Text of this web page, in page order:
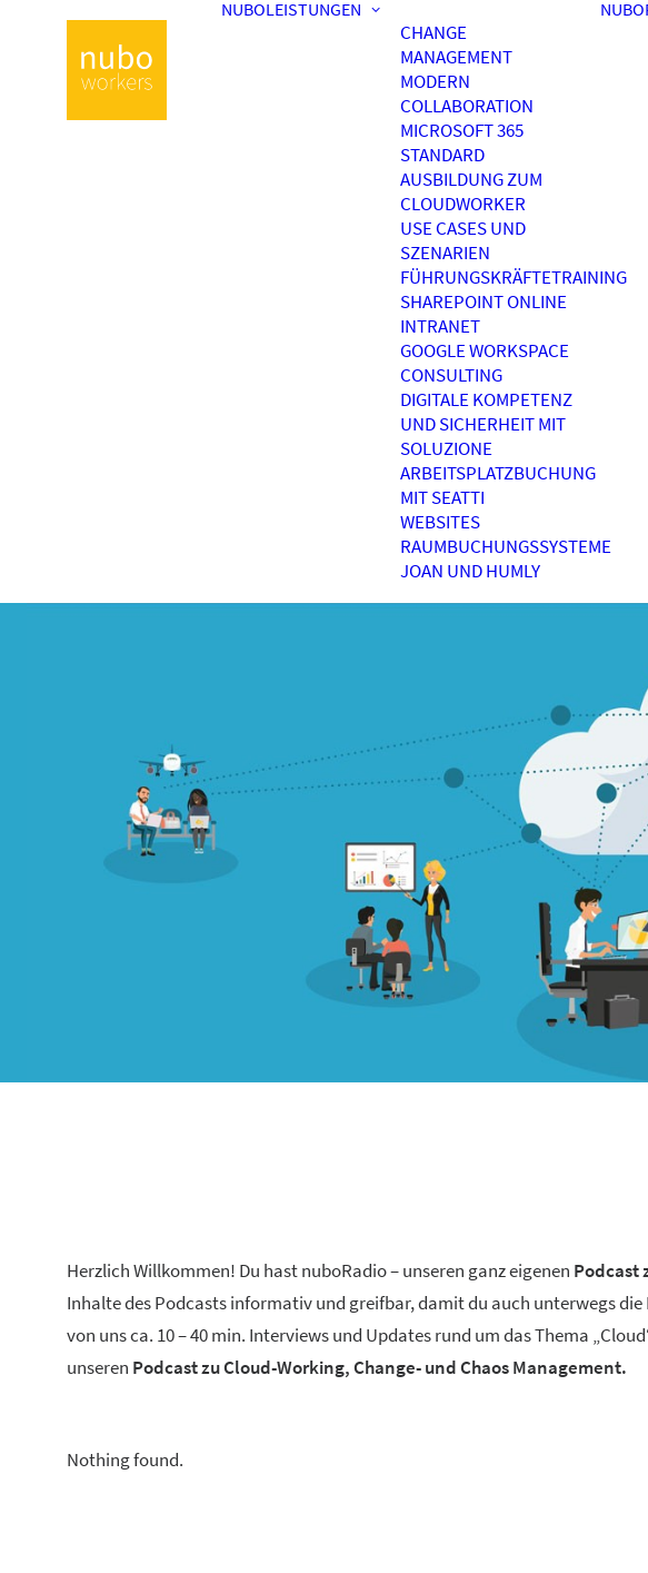
NUBOLEISTUNGEN
CHANGE
MANAGEMENT
MODERN
COLLABORATION
MICROSOFT 365
STANDARD
AUSBILDUNG ZUM
CLOUDWORKER
USE CASES UND
SZENARIEN
FÜHRUNGSKRÄFTETRAINING
SHAREPOINT ONLINE
INTRANET
GOOGLE WORKSPACE
CONSULTING
DIGITALE KOMPETENZ
UND SICHERHEIT MIT
SOLUZIONE
ARBEITSPLATZBUCHUNG
MIT SEATTI
WEBSITES
RAUMBUCHUNGSSYSTEME
JOAN UND HUMLY
Herzlich Willkommen! Du hast nuboRadio – unseren ganz eigenen Podcast
Inhalte des Podcasts informativ und greifbar, damit du auch unterwegs
von uns ca. 10 – 40 min. Interviews und Updates rund um das Thema
unseren Podcast zu Cloud-Working, Change- und Chaos Management.
Nothing found.